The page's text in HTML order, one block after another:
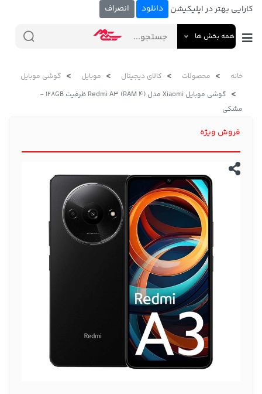
کارایی بهتر در اپلیکیشن دانلود انصراف
همه بخش ها
خانه محصولات کالای دیجیتال موبایل
گوشی موبایل
گوشی موبایل Xiaomi مدل Redmi A3 (RAM 4) ظرفیت 128GB -
مشکی
فروش ویژه